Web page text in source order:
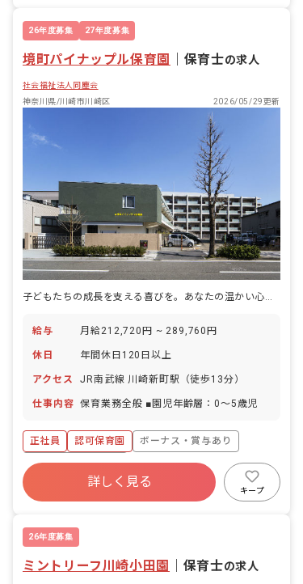
昇給昇進あり
26年度募集 27年度募集
境町パイナップル保育園 保育士の求人
社会福祉法人同塵会
神奈川県/川崎市川崎区
2026/05/29更新
子どもたちの成長を支える喜びを。あなたの温かい心を活かしませんか？
給与 月給212,720円 ~ 289,760円
休日 年間休日120日以上
アクセス JR南武線 川崎新町駅（徒歩13分）
仕事内容 保育業務全般 ■園児年齢層：0～5歳児
正社員 認可保育園
ボーナス・賞与あり
年間休日120日以上
寮・住宅・家賃補助あり
社会保険完備
社会福祉法人
詳しく見る
キープ
26年度募集
ミントリーフ川崎小田園 保育士の求人